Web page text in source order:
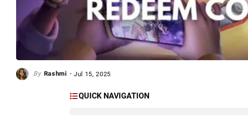
Rashmi Jul 15, 2025
QUICK NAVIGATION